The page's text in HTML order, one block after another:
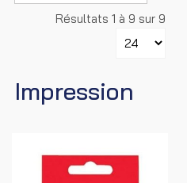
Résultats 1 à 9 sur 9
Impression